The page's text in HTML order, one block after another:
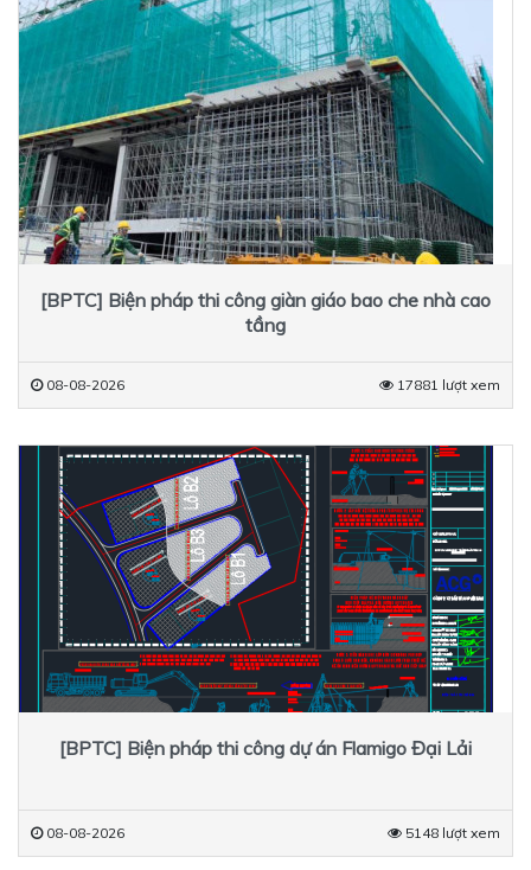
[BPTC] Biện pháp thi công giàn giáo bao che nhà cao
tầng
08-08-2026 17881 lượt xem
[BPTC] Biện pháp thi công dự án Flamigo Đại Lải
08-08-2026 5148 lượt xem